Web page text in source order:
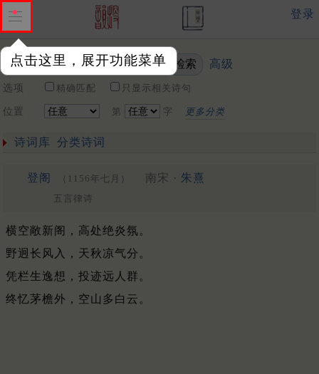
点击这里，展开功能菜单
登录
关键词 高级
选项 精确匹配 只显示相关诗句
位置 第 字 更多分类
诗词库 分类诗词
登阁 （1156年七月） 南宋 · 朱熹
五言律诗
横空敞新阁，高处绝炎氛。
野迥长风入，天秋凉气分。
凭栏生逸想，投迹远人群。
终忆茅檐外，空山多白云。